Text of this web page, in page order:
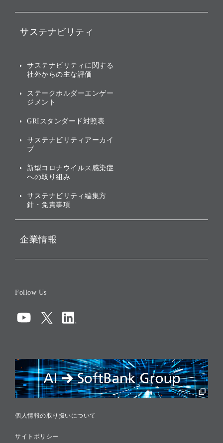
バリュー
ソフトバンクグループの歩
[AI] What dreams are made
その他
グループ企業一覧
IRカレンダー
業績・財務
アニュアルレポート
株主・投資家情報（IR）に
サステナビリティ
トップメッセージ
サステナビリティの考え方
ガバナンス
投資先のサステナビリティ
サステナビリティに関する
社外からの主な評価
ステークホルダーエンゲー
ジメント
GRIスタンダード対照表
サステナビリティアーカイ
ブ
新型コロナウイルス感染症
への取り組み
サステナビリティ編集方
針・免責事項
企業情報
コンプライアンス
リスクマネジメント
税務に対する取り組み
採用情報
Follow Us
個人情報の取り扱いについて
サイトポリシー